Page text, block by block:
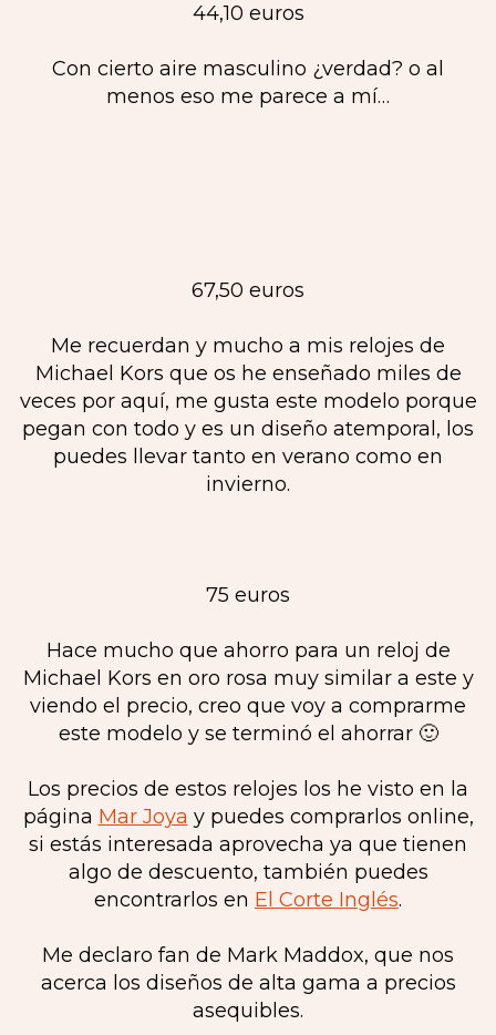
44,10 euros
Con cierto aire masculino ¿verdad? o al
menos eso me parece a mí…
67,50 euros
Me recuerdan y mucho a mis relojes de
Michael Kors que os he enseñado miles de
veces por aquí, me gusta este modelo porque
pegan con todo y es un diseño atemporal, los
puedes llevar tanto en verano como en
invierno.
75 euros
Hace mucho que ahorro para un reloj de
Michael Kors en oro rosa muy similar a este y
viendo el precio, creo que voy a comprarme
este modelo y se terminó el ahorrar 🙂
Los precios de estos relojes los he visto en la
página Mar Joya y puedes comprarlos online,
si estás interesada aprovecha ya que tienen
algo de descuento, también puedes
encontrarlos en El Corte Inglés.
Me declaro fan de Mark Maddox, que nos
acerca los diseños de alta gama a precios
asequibles.